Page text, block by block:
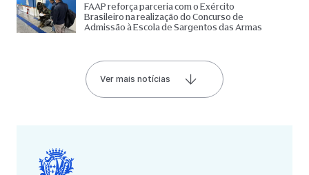
FAAP reforça parceria com o Exército
Brasileiro na realização do Concurso de
Admissão à Escola de Sargentos das Armas
Ver mais notícias